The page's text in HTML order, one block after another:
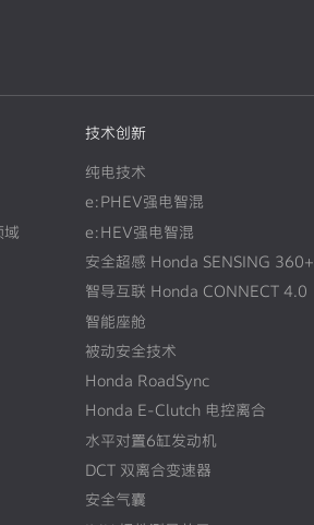
技术创新
纯电技术
e:PHEV强电智混
e:HEV强电智混
安全超感 Honda SENSING 360+
智导互联 Honda CONNECT 4.0
智能座舱
被动安全技术
Honda RoadSync
Honda E-Clutch 电控离合
水平对置6缸发动机
DCT 双离合变速器
安全气囊